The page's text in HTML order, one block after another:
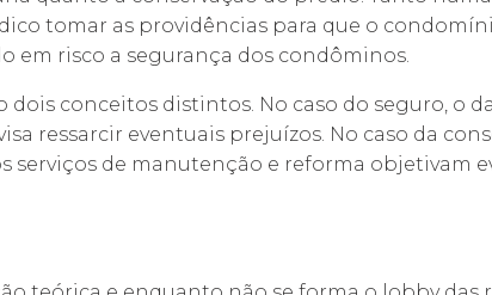
tomar as providências para que o
em risco a segurança dos condôminos.
dois conceitos distintos. No caso do seguro, o
ressarcir eventuais prejuízos. No caso da
serviços de manutenção e reforma objetivam